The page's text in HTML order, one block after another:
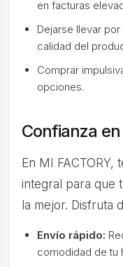
en facturas
Dejarse llevar
calidad del
Comprar
opciones.
Confianza en
En MI
integral para que
la mejor. Disfruta
Envío rápido:
comodidad de tu